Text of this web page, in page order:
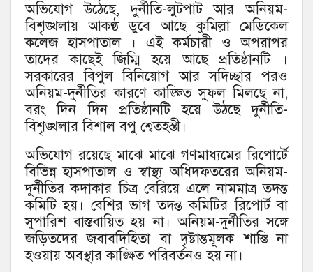
অভিযোগ উঠেছে, দুর্নীতি-লুটপাট আর অনিয়ম-
বিশৃঙ্খলায় আকণ্ঠ ডুবে আছে কুমিল্লা মেডিকেল
কলেজ হাসপাতাল । এই কর্মচারী ও অপরাপর
তাদের কাছেই জিম্মি হয়ে আছে প্রতিষ্ঠানটি ।
সরকারের বিপুল বিনিয়োগ আর সদিচ্ছার পরও
অনিয়ম-দুর্নীতির কারণে কাঙ্ক্ষিত সুফল মিলছে না,
বরং দিন দিন প্রতিষ্ঠানটি হয়ে উঠছে দুর্নীতি-
বিশৃঙ্খলার বিশাল বপু শ্বেতহস্তী।
অভিযোগ রয়েছে মাঝে মাঝে গণমাধ্যমের রিপোর্টে
বিভিন্ন হাসপাতাল ও স্বাস্থ্য অধিদফতরের অনিয়ম-
দুর্নীতির কদাকার চিত্র বেরিয়ে এলে নামমাত্র তদন্ত
কমিটি হয়। বেশির ভাগ তদন্ত কমিটির রিপোর্ট বা
সুপারিশ বাস্তবায়িত হয় না। অনিয়ম-দুর্নীতির সঙ্গে
জড়িতদের জবাবদিহিতা বা দৃষ্টান্তমূলক শাস্তি না
হওয়ায় অবস্থার কাঙ্ক্ষিত পরিবর্তনও হয় না।